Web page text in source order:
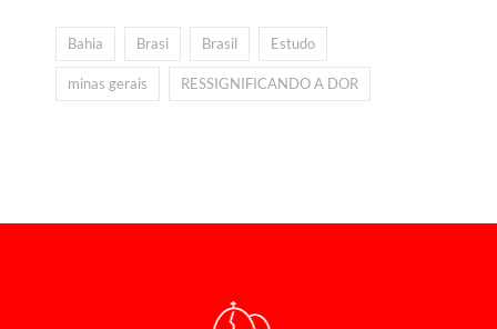
Bahia Brasi Brasil Estudo
minas gerais RESSIGNIFICANDO A DOR